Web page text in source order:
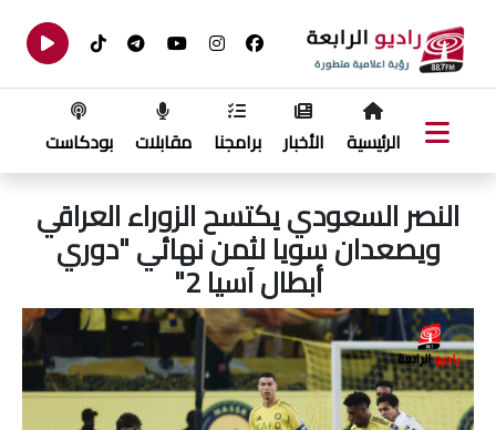
الرئيسية الأخبار برامجنا مقابلات بودكاست
النصر السعودي يكتسح الزوراء العراقي
ويصعدان سويا لثمن نهائي "دوري
أبطال آسيا 2"